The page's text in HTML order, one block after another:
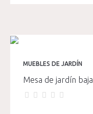
MUEBLES DE JARDÍN
Mesa de jardín baja